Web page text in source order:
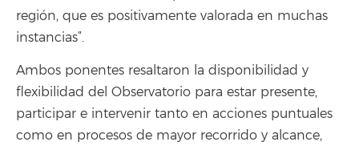
región, que es positivamente valorada en muchas
instancias”.
Ambos ponentes resaltaron la disponibilidad y
flexibilidad del Observatorio para estar presente,
participar e intervenir tanto en acciones puntuales
como en procesos de mayor recorrido y alcance,